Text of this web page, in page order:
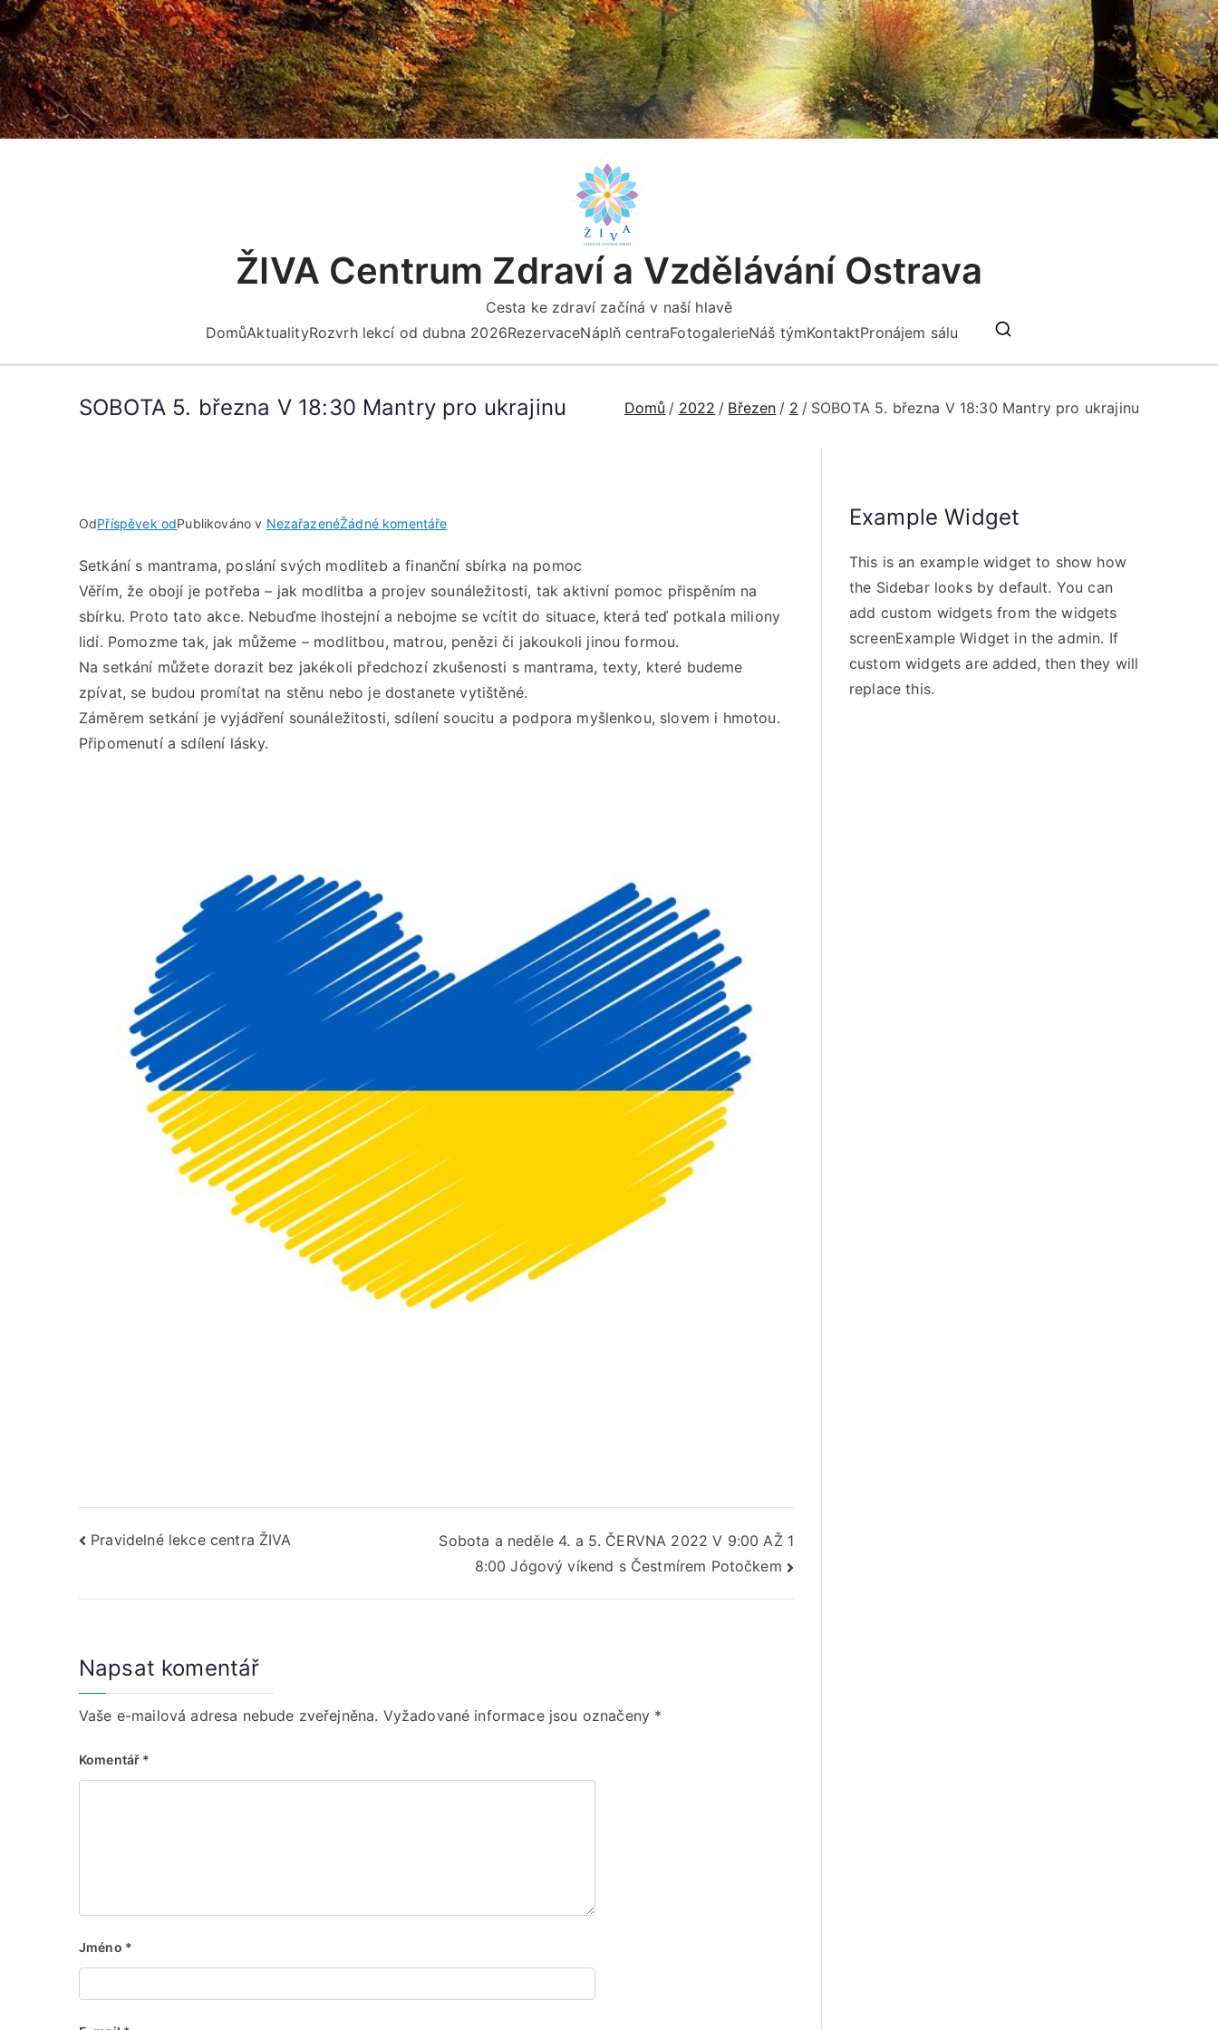
Přeskočit
na
obsah
ŽIVA Centrum Zdraví a Vzdělávání Ostrava
Cesta ke zdraví začíná v naší hlavě
DomůAktualityRozvrh lekcí od dubna 2026RezervaceNáplň centraFotogalerieNáš týmKontaktPronájem sálu
SOBOTA 5. března V 18:30 Mantry pro ukrajinu Domů 2022 Březen 2 SOBOTA 5. března V 18:30 Mantry pro ukrajinu
OdPříspěvek odPublikováno v NezařazenéŽádné komentářeu
5.
března
V
18:30
Mantry
ukrajinu
Setkání s mantrama, poslání svých modliteb a finanční sbírka na pomoc
Věřím, že obojí je potřeba – jak modlitba a projev sounáležitosti, tak aktivní pomoc přispěním na
sbírku. Proto tato akce. Nebuďme lhostejní a nebojme se vcítit do situace, která teď potkala miliony
lidí. Pomozme tak, jak můžeme – modlitbou, matrou, penězi či jakoukoli jinou formou.
Na setkání můžete dorazit bez jakékoli předchozí zkušenosti s mantrama, texty, které budeme
zpívat, se budou promítat na stěnu nebo je dostanete vytištěné.
Záměrem setkání je vyjádření sounáležitosti, sdílení soucitu a podpora myšlenkou, slovem i hmotou.
Připomenutí a sdílení lásky.
Navigace
Pravidelné lekce centra ŽIVA
Sobota a neděle 4. a 5. ČERVNA 2022 V 9:00 AŽ 1
8:00 Jógový víkend s Čestmírem Potočkem
Napsat komentář
Vaše e-mailová adresa nebude zveřejněna. Vyžadované informace jsou označeny *
Komentář *
Jméno *
Example Widget
This is an example widget to show how
the Sidebar looks by default. You can
add custom widgets from the widgets
screenExample Widget in the admin. If
custom widgets are added, then they will
replace this.